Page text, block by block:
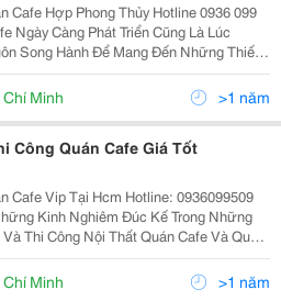
Phong Thủy Hotline 0936 099
Song Hành Để Mang Đến Những Thiết
Mới Mẻ Cho Mọi Khách Hàng, Để Mọi
Thức Những Cốc Cafe Thơm Ng
Chí Minh >1 năm
Công Quán Cafe Giá Tốt
Tại Hcm Hotline: 0936099509
Kinh Nghiêm Đúc Kế Trong Những
Thi Công Nội Thất Quán Cafe Và Quán
Cho Quý Khách Hàng Những Gợi Ý Quan
Việc Thiết Kế Nội Thất Quá
Chí Minh >1 năm